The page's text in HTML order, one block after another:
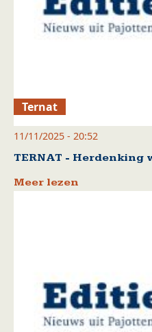
Ternat
11/11/2025 - 20:52
TERNAT - Herdenking
Meer lezen